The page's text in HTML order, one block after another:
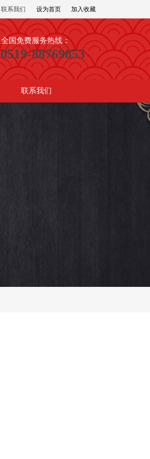
设为首页 加入收藏
联系我们
全国免费服务热线：
0519-88769853
联系我们